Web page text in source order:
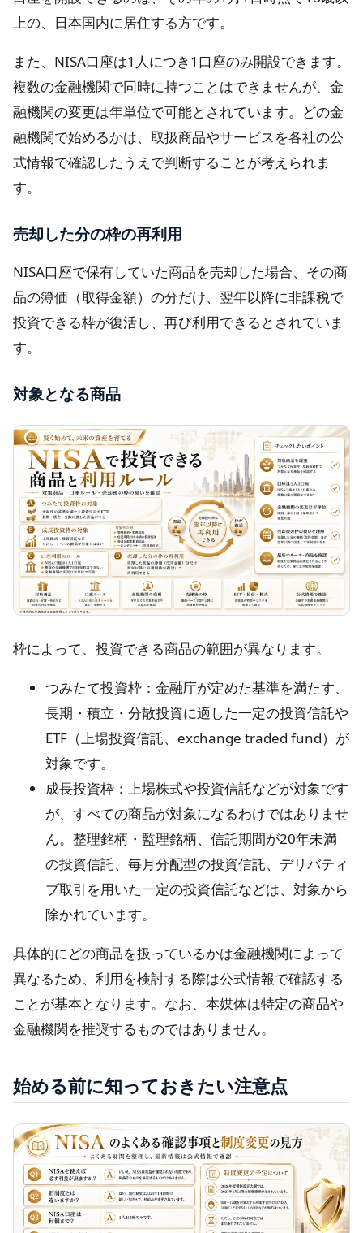
上の、日本国内に居住する方です。
また、NISA口座は1人につき1口座のみ開設できます。
複数の金融機関で同時に持つことはできませんが、金
融機関の変更は年単位で可能とされています。どの金
融機関で始めるかは、取扱商品やサービスを各社の公
式情報で確認したうえで判断することが考えられま
す。
売却した分の枠の再利用
NISA口座で保有していた商品を売却した場合、その商
品の簿価（取得金額）の分だけ、翌年以降に非課税で
投資できる枠が復活し、再び利用できるとされていま
す。
対象となる商品
枠によって、投資できる商品の範囲が異なります。
つみたて投資枠：金融庁が定めた基準を満たす、
長期・積立・分散投資に適した一定の投資信託や
ETF（上場投資信託、exchange traded fund）が
対象です。
成長投資枠：上場株式や投資信託などが対象です
が、すべての商品が対象になるわけではありませ
ん。整理銘柄・監理銘柄、信託期間が20年未満
の投資信託、毎月分配型の投資信託、デリバティ
ブ取引を用いた一定の投資信託などは、対象から
除かれています。
具体的にどの商品を扱っているかは金融機関によって
異なるため、利用を検討する際は公式情報で確認する
ことが基本となります。なお、本媒体は特定の商品や
金融機関を推奨するものではありません。
始める前に知っておきたい注意点